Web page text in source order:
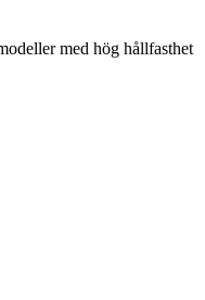
med hög hållfasthet